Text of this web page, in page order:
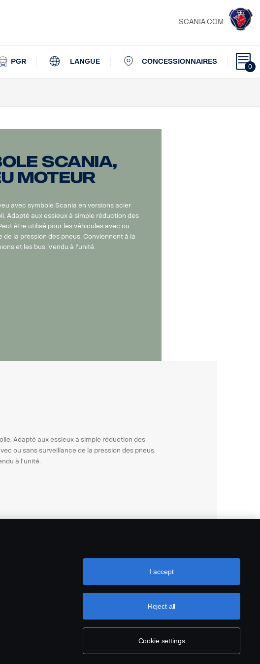
SCANIA.COM
0
PGR LANGUE CONCESSIONNAIRES
Scania,
moteur
avec symbole Scania en versions acier
Adapté aux essieux à simple réduction des
être utilisé pour les véhicules avec ou
de la pression des pneus. Conviennent à la
et les bus. Vendu à l'unité.
Adapté aux essieux à simple réduction des
ou sans surveillance de la pression des pneus.
à l'unité.
Cookie settings
Reject all
I accept